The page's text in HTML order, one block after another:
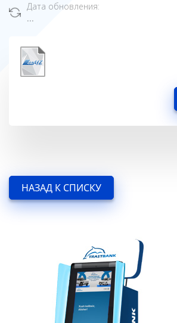
Дата обновления:
...
НАЗАД К СПИСКУ